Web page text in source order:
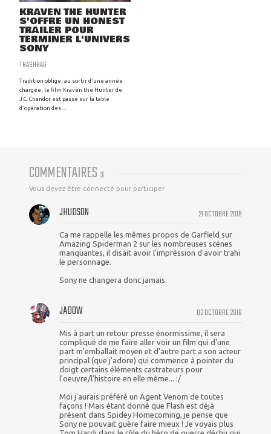
KRAVEN THE HUNTER
S'OFFRE UN HONEST
TRAILER POUR
TERMINER L'UNIVERS
SONY
TRASHBAG
Tradition oblige, au sortir d'une année
chargée, le film Kraven the Hunter de
J.C. Chandor est passé sur la table
d'opération des ...
COMMENTAIRES (3)
Vous devez être connecté pour participer
21 OCTOBRE 2018
JHUDSON
Ca me rappelle les mêmes propos de Garfield sur
Amazing Spiderman 2 sur les nombreuses scénes
manquantes, il disait avoir l'impréssion d'avoir trahi
le personnage.
Sony ne changera donc jamais.
02 OCTOBRE 2018
JADOW
Mis à part un retour presse énormissime, il sera
compliqué de me faire aller voir un film qui d'une
part m'emballait moyen et d'autre part a son acteur
principal (que j'adore) qui commence à pointer du
doigt certains éléments castrateurs pour
l'oeuvre/l'histoire en elle même... :/
Moi j'aurais préféré un Agent Venom de toutes
façons ! Mais étant donné que Flash est déjà
présent dans Spidey Homecoming, je pense que
Sony ne pouvait guère faire mieux ! Je voyais plus